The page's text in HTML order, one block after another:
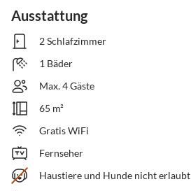
Ausstattung
2 Schlafzimmer
1 Bäder
Max. 4 Gäste
65 m²
Gratis WiFi
Fernseher
Haustiere und Hunde nicht erlaubt